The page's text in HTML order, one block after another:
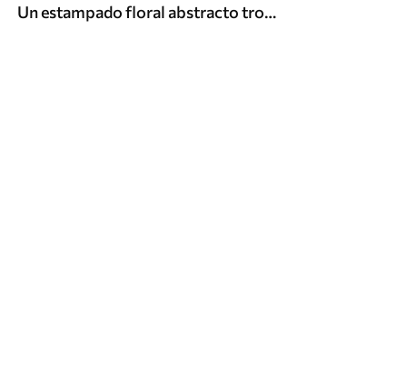
Un estampado floral abstracto tropical con grandes hojas de palmera en tonos azules y beige crea un ambiente exuberante